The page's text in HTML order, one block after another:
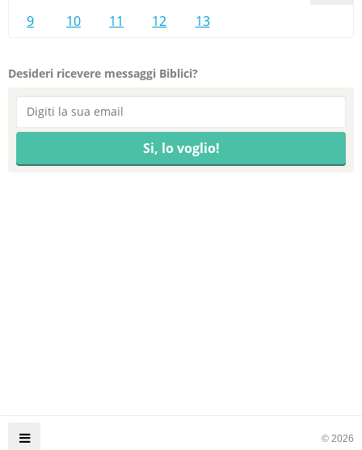
9 10 11 12 13
Desideri ricevere messaggi Biblici?
© 2026